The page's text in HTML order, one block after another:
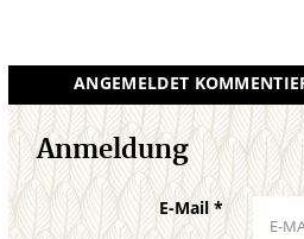
ANGEMELDET
Anmeldung
E-Mail *